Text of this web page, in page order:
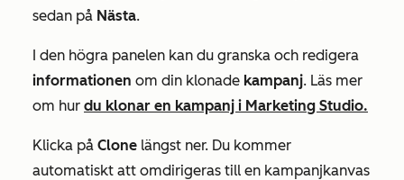
sedan på Nästa.
I den högra panelen kan du granska och redigera
informationen om din klonade kampanj. Läs mer
om hur du klonar en kampanj i Marketing Studio.
Klicka på Clone längst ner. Du kommer
automatiskt att omdirigeras till en kampanjkanvas